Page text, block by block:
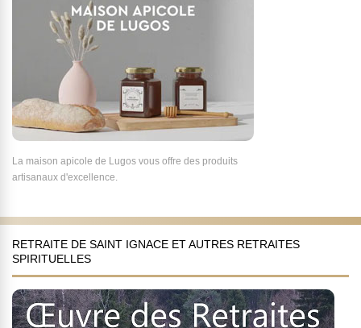
La maison apicole de Lugos vous offre des produits
artisanaux d'excellence.
RETRAITE DE SAINT IGNACE ET AUTRES RETRAITES
SPIRITUELLES